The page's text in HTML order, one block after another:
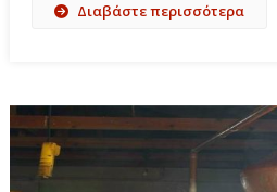
Διαβάστε περισσότερα